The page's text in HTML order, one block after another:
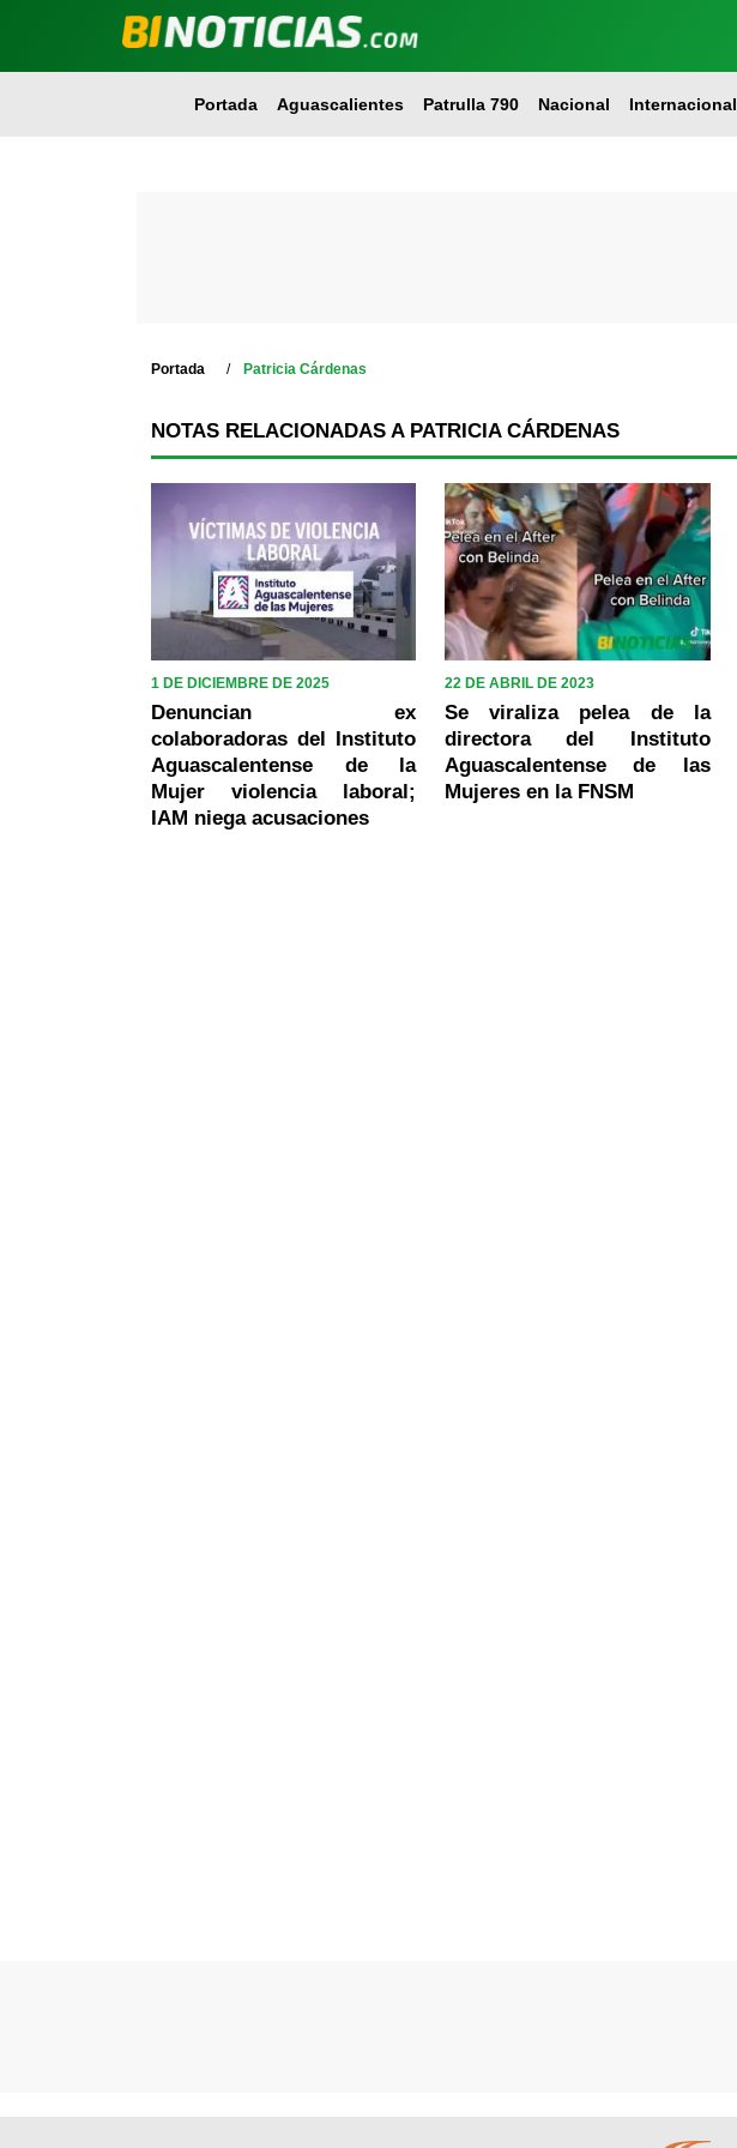
Portada Aguascalientes Patrulla 790 Nacional Internacional
Portada Patricia Cárdenas
NOTAS RELACIONADAS A PATRICIA CÁRDENAS
1 DE DICIEMBRE DE 2025
Denuncian ex
colaboradoras del Instituto
Aguascalentense de la
Mujer violencia laboral;
IAM niega acusaciones
22 DE ABRIL DE 2023
Se viraliza pelea de la
directora del Instituto
Aguascalentense de las
Mujeres en la FNSM